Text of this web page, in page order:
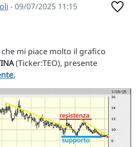
- 09/07/2025 11:15
mi piace molto il grafico
(Ticker:TEO), presente